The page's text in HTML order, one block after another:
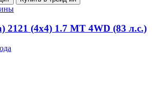
2121 (4x4) 1.7 MT 4WD (83 л.с.)